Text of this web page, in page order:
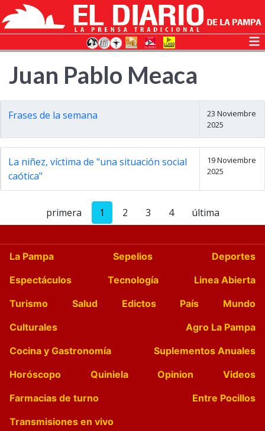
Juan Pablo Meaca
Frases de la semana
23 Noviembre
2025
La niñez, víctima de "una situación social
caótica"
19 Noviembre
2025
primera 1 2 3 4 última
La Pampa Sepelios
Deportes
Espectáculos
Tecnología
Linea Abierta
Turismo
Salud Edictos País
Mundo
Culturales
Agro La Pampa
Cocina y Gastronomía
Suplementos Anuales
Horóscopo
Quiniela Opinion
Videos
Farmacias de turno
Entre Pocillos
Transmisiones en vivo